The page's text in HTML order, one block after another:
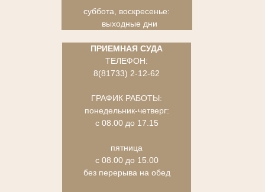
суббота, воскресенье:
выходные дни
ПРИЕМНАЯ СУДА
ТЕЛЕФОН:
8(81733) 2-12-62
ГРАФИК РАБОТЫ:
понедельник-четверг:
с 08.00 до 17.15
пятница
с 08.00 до 15.00
без перерыва на обед